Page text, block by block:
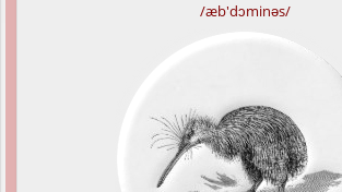
/æb'dɔminəs/